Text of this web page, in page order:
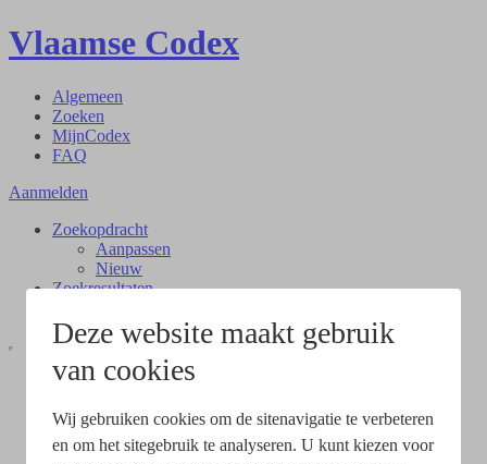
Deze website maakt gebruik
van cookies
Wij gebruiken cookies om de sitenavigatie te verbeteren
en om het sitegebruik te analyseren. U kunt kiezen voor
Vlaamse Codex
Algemeen
Zoeken
MijnCodex
FAQ
Aanmelden
Zoekopdracht
Aanpassen
Nieuw
Zoekresultaten